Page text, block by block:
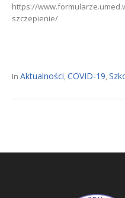
https://
szczepienie/
In Aktualności,COVID-19,